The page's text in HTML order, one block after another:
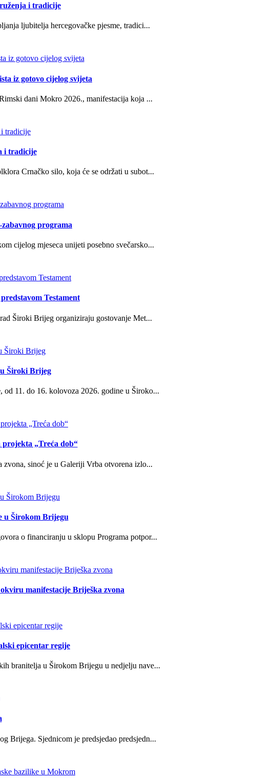
i tradicije
ljubitelja hercegovačke pjesme, tradici...
iz gotovo cijelog svijeta
dani Mokro 2026., manifestacija koja ...
i tradicije
Crnačko silo, koja će se održati u subot...
programa
cijelog mjeseca unijeti posebno svečarsko...
Testament
Široki Brijeg organiziraju gostovanje Met...
Široki Brijeg
11. do 16. kolovoza 2026. godine u Široko...
„Treća dob“
sinoć je u Galeriji Vrba otvorena izlo...
u Širokom Brijegu
o financiranju u sklopu Programa potpor...
manifestacije Briješka zvona
epicentar regije
branitelja u Širokom Brijegu u nedjelju nave...
Brijega. Sjednicom je predsjedao predsjedn...